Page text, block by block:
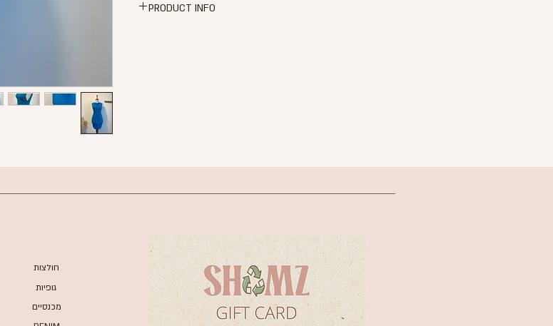
PRODUCT INFO
חולצות
גופיות
מכנסיים